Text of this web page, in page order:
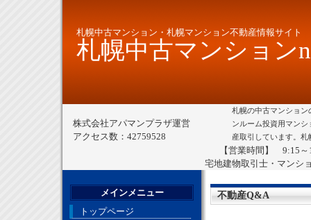
札幌中古マンション・札幌マンション不動産情報サイト
札幌中古マンション
株式会社アパマンプラザ運営
アクセス数：42759528
札幌の中古マンショ
ンルーム投資用マン
産取引しています。
【営業時間】 9:15
宅地建物取引士・マンシ
不動産Q&A
メインメニュー
トップページ